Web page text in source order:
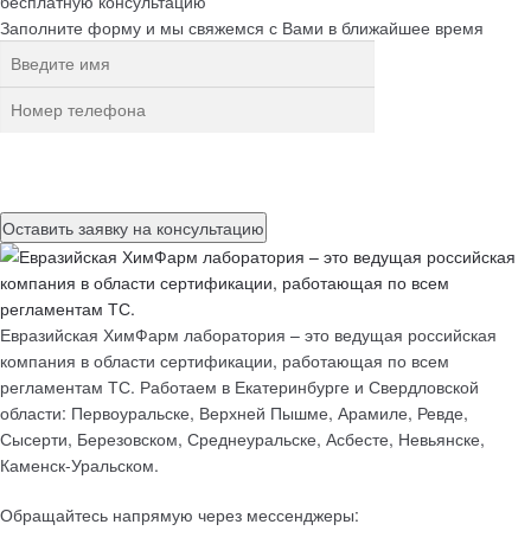
Заполните форму и мы свяжемся с Вами в ближайшее время
Евразийская ХимФарм лаборатория – это ведущая российская
компания в области сертификации, работающая по всем
регламентам ТС. Работаем в Екатеринбурге и Свердловской
области: Первоуральске, Верхней Пышме, Арамиле, Ревде,
Сысерти, Березовском, Среднеуральске, Асбесте, Невьянске,
Каменск-Уральском.
Обращайтесь напрямую через мессенджеры: